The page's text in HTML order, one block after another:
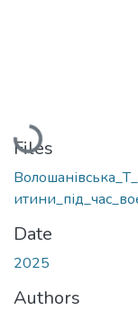
Loading...
Files
Date
2025
Authors